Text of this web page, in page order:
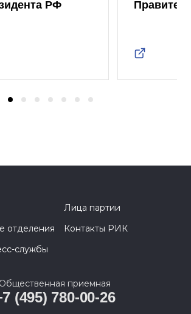
РФ
Лица партии
отделения
Контакты РИК
службы
Общественная приемная
(495) 780-00-26